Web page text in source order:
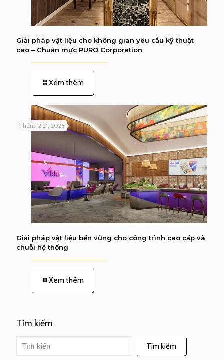
Giải pháp vật liệu cho không gian yêu cầu kỹ thuật
cao – Chuẩn mực PURO Corporation
Xem thêm
Tháng 2 21, 2026
Giải pháp vật liệu bền vững cho công trình cao cấp và
chuỗi hệ thống
Xem thêm
Tìm kiếm
Tìm kiếm